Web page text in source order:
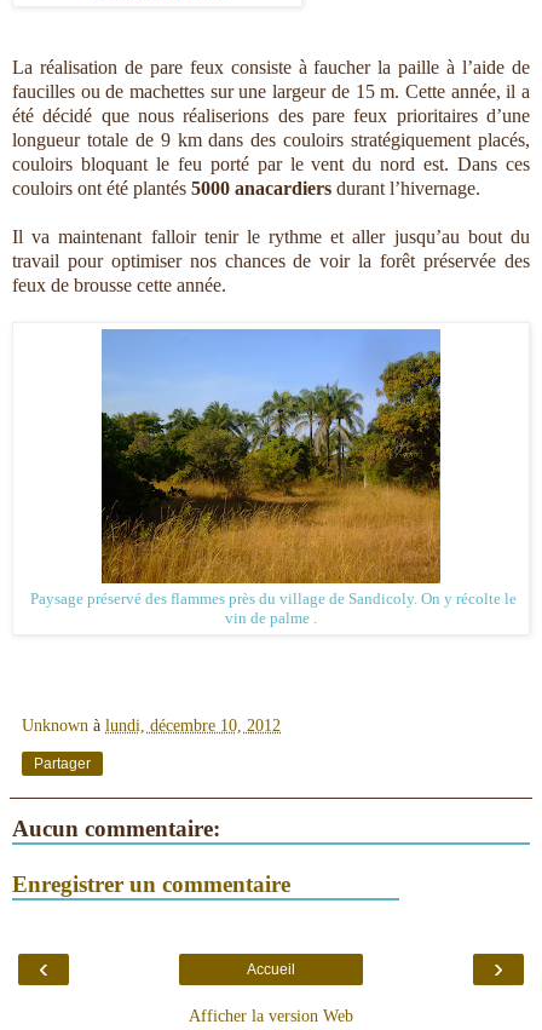
La réalisation de pare feux consiste à faucher la paille à l’aide de
faucilles ou de machettes sur une largeur de 15 m. Cette année, il a
été décidé que nous réaliserions des pare feux prioritaires d’une
longueur totale de 9 km dans des couloirs stratégiquement placés,
couloirs bloquant le feu porté par le vent du nord est. Dans ces
couloirs ont été plantés 5000 anacardiers durant l’hivernage.
Il va maintenant falloir tenir le rythme et aller jusqu’au bout du
travail pour optimiser nos chances de voir la forêt préservée des
feux de brousse cette année.
Paysage préservé des flammes près du village de Sandicoly. On y récolte le
vin de palme .
Unknown à lundi, décembre 10, 2012
Partager
Aucun commentaire:
Enregistrer un commentaire
‹ ›
Accueil
Afficher la version Web